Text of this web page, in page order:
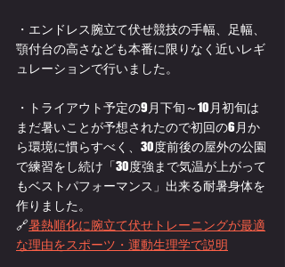
・エンドレス腕立て伏せ競技の手幅、足幅、
顎付台の高さなども本番に限りなく近いレギ
ュレーションで行いました。
・トライアウト予定の9月下旬～10月初旬は
まだ暑いことが予想されたので初回の6月か
ら環境に慣らすべく、30度前後の屋外の公園
で練習をし続け「30度強まで気温が上がって
もベストパフォーマンス」出来る耐暑身体を
作りました。
🔗暑熱順化に腕立て伏せトレーニングが最適
な理由をスポーツ・運動生理学で説明